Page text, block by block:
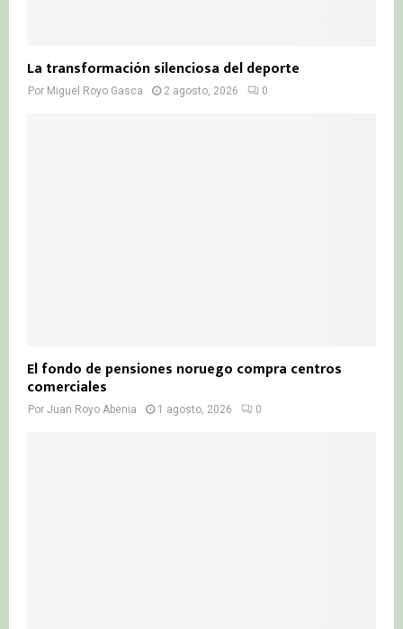
La transformación silenciosa del deporte
Por Miguel Royo Gasca 2 agosto, 2026 0
El fondo de pensiones noruego compra centros
comerciales
Por Juan Royo Abenia 1 agosto, 2026 0